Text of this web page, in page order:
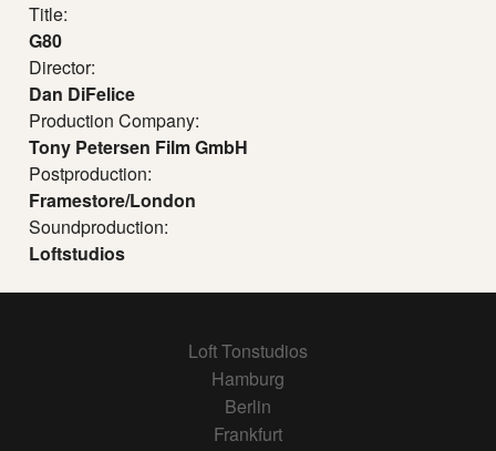
Title:
G80
Director:
Dan DiFelice
Production Company:
Tony Petersen Film GmbH
Postproduction:
Framestore/London
Soundproduction:
Loftstudios
Loft Tonstudios
Hamburg
Berlin
Frankfurt